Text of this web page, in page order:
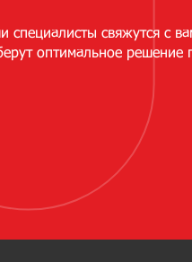
свяжутся с
оптимальное решение